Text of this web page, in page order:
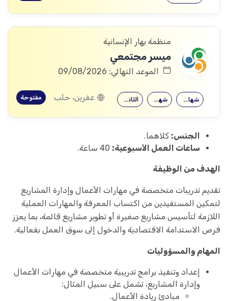
منظمة بهار الإنسانية
ميسر مجتمعي
الموعد النهائي: 09/08/2026
الثانوية العامة شهادة معهد شهادة جامعية عفرين، حلب مفتوحة
الجنس: كلاهما.
ساعات العمل الأسبوعية:
الهدف من الوظيفة
تقديم تدريبات متخصصة في مهارات الأعمال وإدارة المشاريع
لتمكين المستفيدين من اكتساب المعرفة والمهارات العملية
اللازمة لتأسيس مشاريع صغيرة أو تطوير مشاريع قائمة، بما يعزز
فرص الاستدامة الاقتصادية والدخول إلى سوق العمل بفعالية.
المهام والمسؤوليات
إعداد وتنفيذ برامج تدريبية متخصصة في مهارات الأعمال
وإدارة المشاريع، تشمل على سبيل المثال:
مبادئ ريادة الأعمال.